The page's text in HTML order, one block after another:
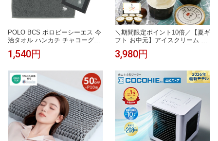
POLO BCS ポロビーシーエス 今
治タオル ハンカチ チャコーグレ
ー タオルハンカチ ギフトボック
ス入り 日本製 メンズ ブランド
フトラッピング対応 巾着袋 包装
紙 誕生日 お礼 お返し お祝い
1,540円
＼期間限定ポイント10倍／【夏ギ
フト お中元】アイスクリーム ジ
ェラート 甘栗専門店の甘栗ジェ
ラート入 創業99年の青果市場直
ト ランキング1位 アイス つぶ
あまぐり ミルク いちご 抹茶 チ
ョコ クッキークリーム 6種6入 ア
イスギフト 即日配送
3,980円